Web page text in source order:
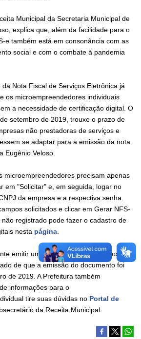
Municipal da Secretaria Municipal de
explica que, além da facilidade para o
e também está em consonância com as
social e com o combate à pandemia
da Nota Fiscal de Serviços Eletrônica já
os microempreendedores individuais
a necessidade de certificação digital. O
setembro de 2019, trouxe o prazo de
não prestadoras de serviços e
se adaptar para a emissão da nota
Eugênio Veloso.
microempreendedores precisam apenas
em "Solicitar" e, em seguida, logar no
da empresa e a respectiva senha.
solicitados e clicar em Gerar NFS-
registrado pode fazer o cadastro de
nesta página.
emitir uma Nota Fiscal de Serviços
de que a emissão do documento foi
de 2019. A Prefeitura também
informações para o
tire suas dúvidas no Portal de
da Receita Municipal.